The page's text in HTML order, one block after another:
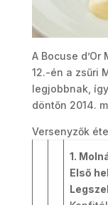
A Bocuse
12.-én a zsűri
legjobbnak,
döntőn 2014.
Versenyzők
1.
Első